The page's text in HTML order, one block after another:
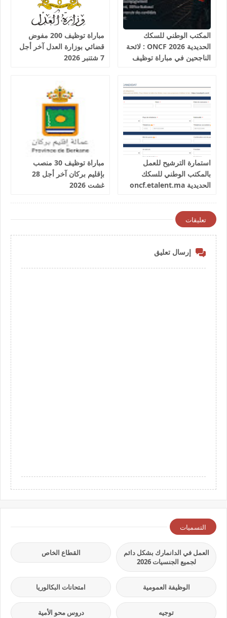
المكتب الوطني للسكك
الحديدية 2026 ONCF : لائحة
الناجحين في مباراة توظيف
مباراة توظيف 200 مفوض
قضائي بوزارة العدل آخر أجل
7 شتنبر 2026
استمارة الترشيح للعمل
بالمكتب الوطني للسكك
الحديدية oncf.etalent.ma
مباراة توظيف 30 منصب
بإقليم بركان آخر أجل 28
غشت 2026
تعليقات
إرسال تعليق
التسميات
العمل في الدانمارك بشكل دائم
لجميع الجنسيات 2026
القطاع الخاص
الوظيفة العمومية امتحانات البكالوريا
توجيه دروس محو الأمية